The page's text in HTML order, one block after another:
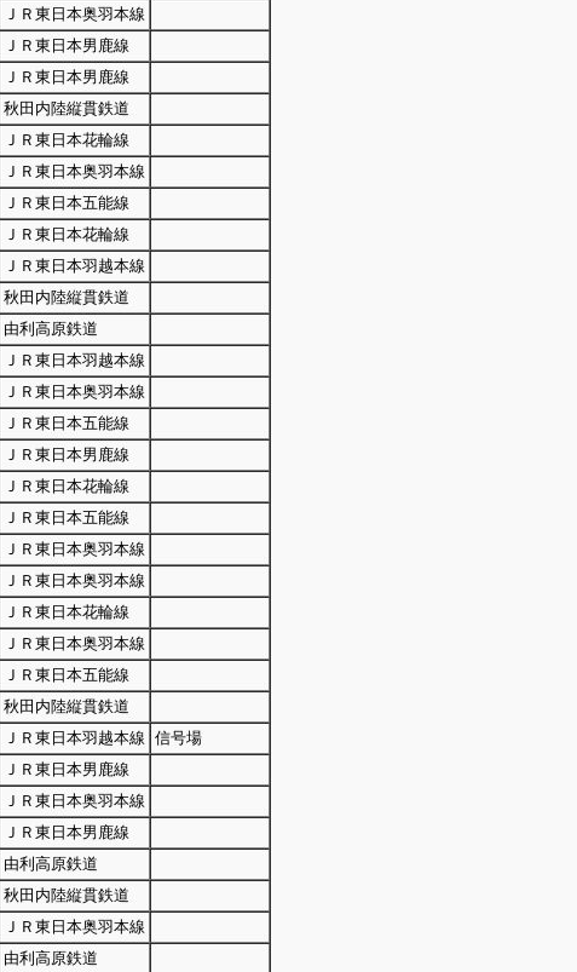
ＪＲ東日本奥羽本線
ＪＲ東日本男鹿線
ＪＲ東日本男鹿線
秋田内陸縦貫鉄道
ＪＲ東日本花輪線
ＪＲ東日本奥羽本線
ＪＲ東日本五能線
ＪＲ東日本花輪線
ＪＲ東日本羽越本線
秋田内陸縦貫鉄道
由利高原鉄道
ＪＲ東日本羽越本線
ＪＲ東日本奥羽本線
ＪＲ東日本五能線
ＪＲ東日本男鹿線
ＪＲ東日本花輪線
ＪＲ東日本五能線
ＪＲ東日本奥羽本線
ＪＲ東日本奥羽本線
ＪＲ東日本花輪線
ＪＲ東日本奥羽本線
ＪＲ東日本五能線
秋田内陸縦貫鉄道
ＪＲ東日本羽越本線 信号場
ＪＲ東日本男鹿線
ＪＲ東日本奥羽本線
ＪＲ東日本男鹿線
由利高原鉄道
秋田内陸縦貫鉄道
ＪＲ東日本奥羽本線
由利高原鉄道